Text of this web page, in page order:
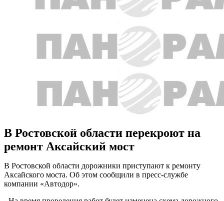
В Ростовской области перекроют на
ремонт Аксайский мост
В Ростовской области дорожники приступают к ремонту
Аксайского моста. Об этом сообщили в пресс-службе
компании «Автодор».